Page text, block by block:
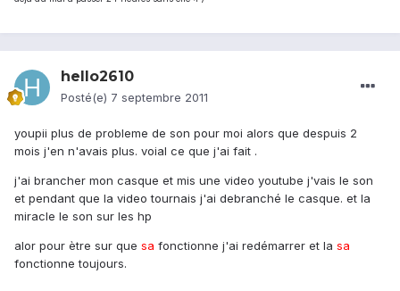
hello2610
Posté(e) 7 septembre 2011
youpii plus de probleme de son pour moi alors que despuis 2
mois j'en n'avais plus. voial ce que j'ai fait .
j'ai brancher mon casque et mis une video youtube j'vais le son
et pendant que la video tournais j'ai debranché le casque. et la
miracle le son sur les hp
alor pour ètre sur que sa fonctionne j'ai redémarrer et la sa
fonctionne toujours.